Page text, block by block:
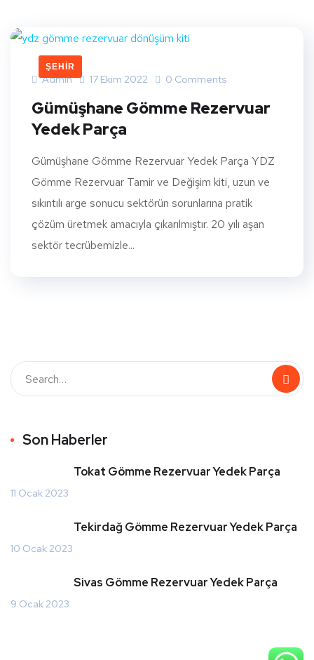
ŞEHIR
Admin 17 Ekim 2022 0 Comments
Gümüşhane Gömme Rezervuar
Yedek Parça
Gümüşhane Gömme Rezervuar Yedek Parça YDZ
Gömme Rezervuar Tamir ve Değişim kiti, uzun ve
sıkıntılı arge sonucu sektörün sorunlarına pratik
çözüm üretmek amacıyla çıkarılmıştır. 20 yılı aşan
sektör tecrübemizle...
Son Haberler
Tokat Gömme Rezervuar Yedek Parça
11 Ocak 2023
Tekirdağ Gömme Rezervuar Yedek Parça
10 Ocak 2023
Sivas Gömme Rezervuar Yedek Parça
9 Ocak 2023